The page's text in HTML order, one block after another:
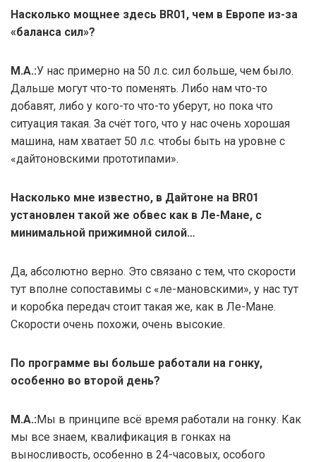
Насколько мощнее здесь BR01, чем в Европе из-за
«баланса сил»?
М.А.:У нас примерно на 50 л.с. сил больше, чем было.
Дальше могут что-то поменять. Либо нам что-то
добавят, либо у кого-то что-то уберут, но пока что
ситуация такая. За счёт того, что у нас очень хорошая
машина, нам хватает 50 л.с. чтобы быть на уровне с
«дайтоновскими прототипами».
Насколько мне известно, в Дайтоне на BR01
установлен такой же обвес как в Ле-Мане, с
минимальной прижимной силой…
Да, абсолютно верно. Это связано с тем, что скорости
тут вполне сопоставимы с «ле-мановскими», у нас тут
и коробка передач стоит такая же, как в Ле-Мане.
Скорости очень похожи, очень высокие.
По программе вы больше работали на гонку,
особенно во второй день?
М.А.:Мы в принципе всё время работали на гонку. Как
мы все знаем, квалификация в гонках на
выносливость, особенно в 24-часовых, особого